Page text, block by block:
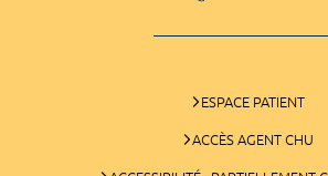
ESPACE PATIENT
ACCÈS AGENT CHU